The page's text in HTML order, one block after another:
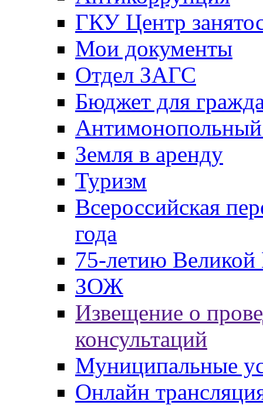
ГКУ Центр
Мои документы
Отдел ЗАГС
Бюджет для
Антимонопольный
Земля в аренду
Туризм
Всероссийская
года
75-летию
ЗОЖ
Извещение о
консультаций
Муниципальные
Онлайн